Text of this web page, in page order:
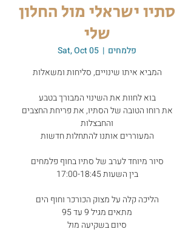
סתיו ישראלי מול החלון
שלי
Sat, Oct 05
  |
פלמחים
המביא איתו שינויים, סליחות ומשאלות
בוא לחוות את השינוי המבורך בטבע
את רוחו הטובה של הסתיו, את פריחת החצבים
והחבצלות
המעוררים אותנו להתחלות חדשות
סיור מיוחד לערב של סתיו בחוף פלמחים
בין השעות 17:00-18:45
הליכה קלה על מצוק הכורכר וחוף הים
מתאים מגיל 9 עד 95
סיום בשקיעה מול